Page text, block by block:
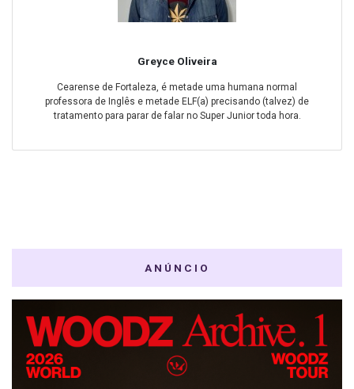
Greyce Oliveira
Cearense de Fortaleza, é metade uma humana normal
professora de Inglês e metade ELF(a) precisando (talvez) de
tratamento para parar de falar no Super Junior toda hora.
ANÚNCIO